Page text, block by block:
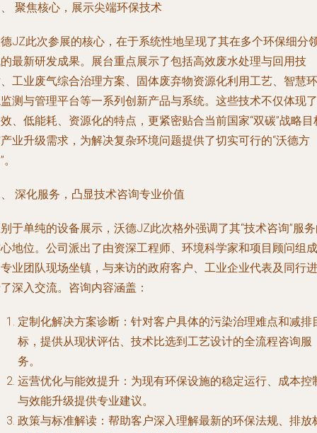
聚焦核心，展示尖端环保技术
JZ此次参展的核心，在于系统性地呈现了其在多个环保细分
最新研发成果。展台重点展示了包括高效废水处理与回用技
工业废气综合治理方案、固体废弃物资源化利用工艺、智慧环
测与管理平台等一系列创新产品与系统。这些技术不仅体现了
、低能耗、资源化的特点，更紧密贴合当前国家“双碳”战略目
业升级需求，为解决复杂环境问题提供了切实可行的“沃德方
深化服务，凸显技术咨询专业价值
于单纯的设备展示，沃德JZ此次格外强调了其“技术咨询”服
地位。公司派出了由资深工程师、环境科学家和项目顾问组成
业团队现场坐镇，与来访的政府客户、工业企业代表及同行进
深入交流。咨询内容涵盖：
定制化解决方案诊断 ：针对客户具体的污染治理难点和减排
标，提供从现状评估、技术比选到工艺设计的全流程咨询服
务。
运营优化与能效提升 ：为现有环保设施的稳定运行、成本控
与效能升级提供专业建议。
政策与标准解读 ：帮助客户深入理解最新的环保法规、排放